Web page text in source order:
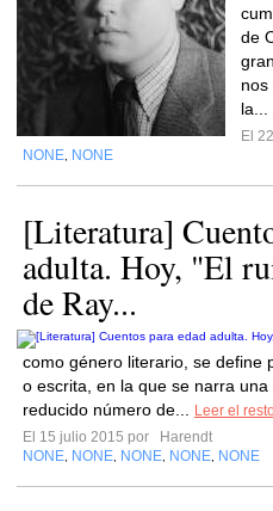
de
nos
la...
El
NONE NONE
[Literatura]
adulta. Hoy, "El
de Ray...
como género literario, se define
o escrita, en la que se narra
reducido número de...
Leer el
El 15 julio 2015 por
Harendt
NONE NONE NONE NONE NONE